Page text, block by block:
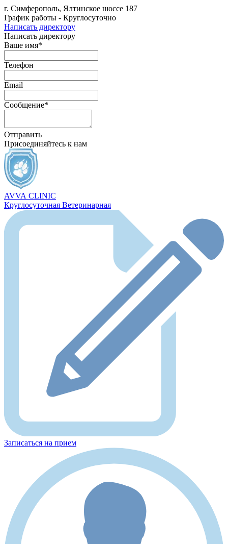
г. Симферополь, Ялтинское шоссе 187
График работы - Круглосуточно
Написать директору
Написать директору
Ваше имя*
Телефон
Email
Сообщение*
Отправить
Присоединяйтесь к нам
AVVA CLINIC
Круглосуточная Ветеринарная
Записаться на прием